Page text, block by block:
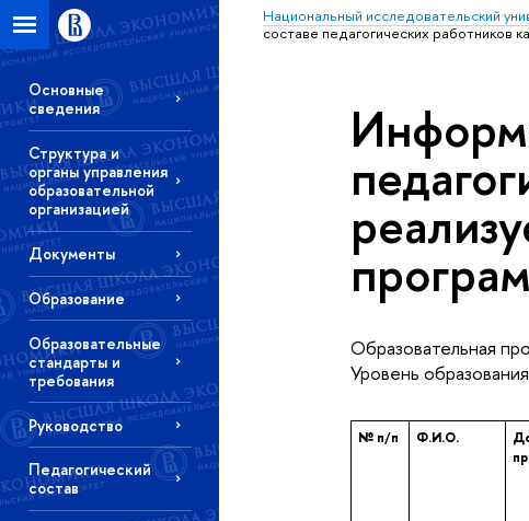
Национальный исследовательский
составе педагогических
Основные
сведения
Структура и
органы управления
образовательной
организацией
Документы
Образование
Образовательные
стандарты и
требования
Руководство
Педагогический
состав
Образовательная
Уровень
№ п/п Ф.И.О.